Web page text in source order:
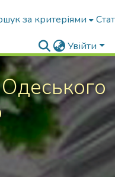
за критеріями
Увійти